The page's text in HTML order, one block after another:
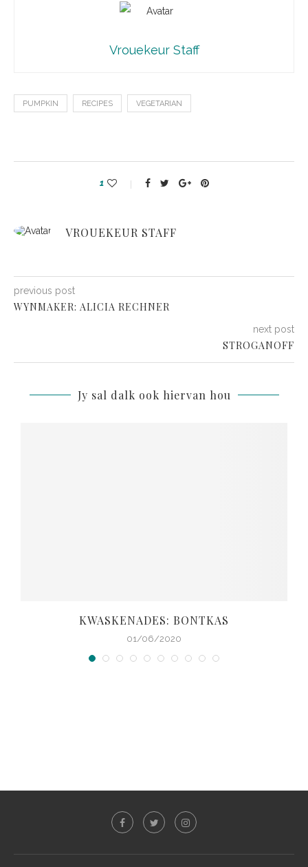
Vrouekeur Staff
PUMPKIN RECIPES VEGETARIAN
1
VROUEKEUR STAFF
previous post
WYNMAKER: ALICIA RECHNER
next post
STROGANOFF
Jy sal dalk ook hiervan hou
KWASKENADES: BONTKAS
01/06/2020